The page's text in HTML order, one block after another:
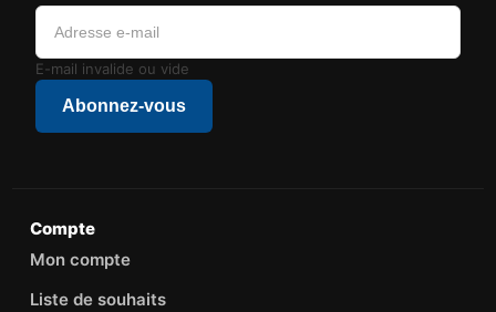
E-mail invalide ou vide
Abonnez-vous
Compte
Mon compte
Liste de souhaits